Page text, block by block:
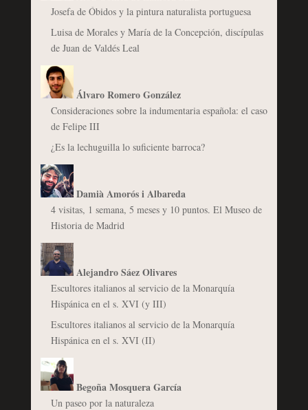
Josefa de Óbidos y la pintura naturalista portuguesa
Luisa de Morales y María de la Concepción, discípulas
de Juan de Valdés Leal
Álvaro Romero González
Consideraciones sobre la indumentaria española: el caso
de Felipe III
¿Es la lechuguilla lo suficiente barroca?
Damià Amorós i Albareda
4 visitas, 1 semana, 5 meses y 10 puntos. El Museo de
Historia de Madrid
Alejandro Sáez Olivares
Escultores italianos al servicio de la Monarquía
Hispánica en el s. XVI (y III)
Escultores italianos al servicio de la Monarquía
Hispánica en el s. XVI (II)
Begoña Mosquera García
Un paseo por la naturaleza